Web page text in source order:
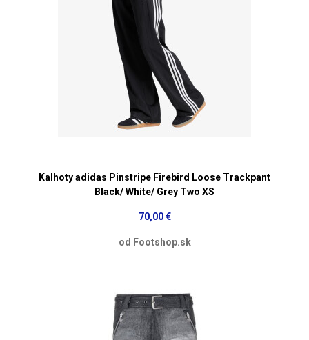
Kalhoty adidas Pinstripe Firebird Loose Trackpant
Black/ White/ Grey Two XS
70,00 €
od Footshop.sk